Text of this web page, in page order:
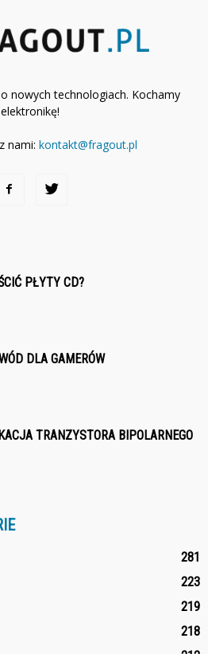
nowych technologiach. Kochamy
elektronikę!
nami: kontakt@fragout.pl
PŁYTY CD?
DLA GAMERÓW
TRANZYSTORA BIPOLARNEGO
281
223
219
218